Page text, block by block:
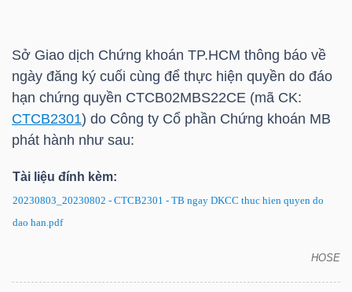
Sở Giao dịch Chứng khoán TP.HCM thông báo về
ngày đăng ký cuối cùng để thực hiện quyền do đáo
hạn chứng quyền CTCB02MBS22CE (mã CK:
CTCB2301) do Công ty Cổ phần Chứng khoán MB
phát hành như sau:
Tài liệu đính kèm:
20230803_20230802 - CTCB2301 - TB ngay DKCC thuc hien quyen do
dao han.pdf
HOSE
BẤT
SẢN
TÀI
CHÍNH